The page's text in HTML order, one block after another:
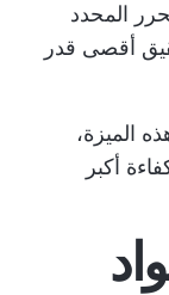
المحدد
أقصى قدر
الميزة،
أكبر